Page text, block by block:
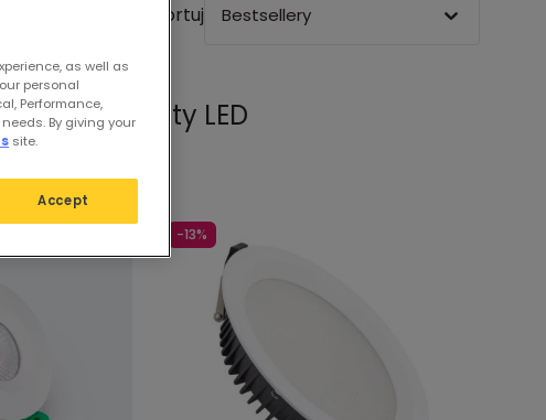
Sortuj Bestsellery
downlighty LED
-13%
as well as
personal
Performance,
By giving your
site.
Accept